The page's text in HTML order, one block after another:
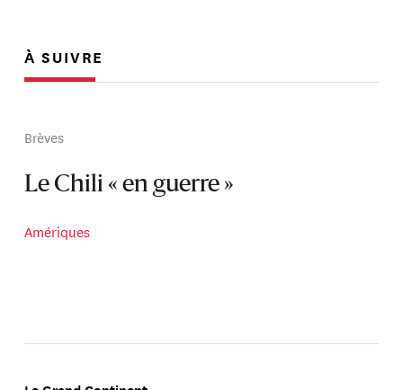
À SUIVRE
Brèves
Le Chili « en guerre »
Amériques